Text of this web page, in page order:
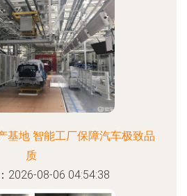
基地 智能工厂保障汽车极致品
质
2026-08-06 04:54:38